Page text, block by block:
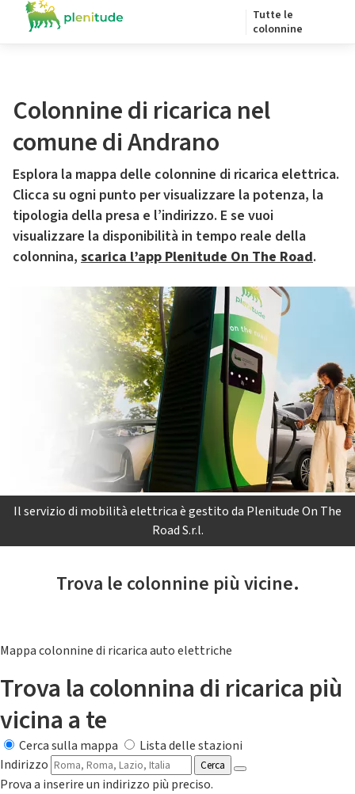
Tutte le
colonnine
Colonnine di ricarica nel
comune di Andrano
Esplora la mappa delle colonnine di ricarica elettrica.
Clicca su ogni punto per visualizzare la potenza, la
tipologia della presa e l’indirizzo. E se vuoi
visualizzare la disponibilità in tempo reale della
colonnina, scarica l’app Plenitude On The Road.
Il servizio di mobilità elettrica è gestito da Plenitude On The
Road S.r.l.
Trova le colonnine più vicine.
Mappa colonnine di ricarica auto elettriche
Trova la colonnina di ricarica più
vicina a te
Cerca sulla mappa
Lista delle stazioni
Indirizzo
Cerca
Prova a inserire un indirizzo più preciso.